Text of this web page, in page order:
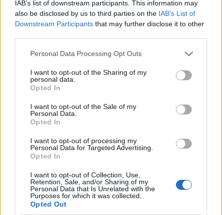
IAB’s list of downstream participants. This information may
also be disclosed by us to third parties on the IAB’s List of
Downstream Participants that may further disclose it to other
Please note that this website/app uses one or more Google
not limited to your visit or usage behaviour. You may click to
grant or deny consent to Google and its third-party tags to
use your data for below specified purposes in below Google
consent section.
Personal Data Processing Opt Outs
I want to opt-out of the Sharing of my
personal data.
Opted In
I want to opt-out of the Sale of my
Personal Data.
Opted In
I want to opt-out of processing my
Personal Data for Targeted Advertising.
Opted In
I want to opt-out of Collection, Use,
Retention, Sale, and/or Sharing of my
Personal Data that Is Unrelated with the
Purposes for which it was collected.
Opted Out
l’autunno 2026
Matteo Pellegrino · 6 Ago 2026
NEWS E ATTUALITÀ